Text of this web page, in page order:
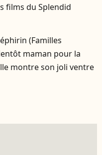
films du Splendid
(Familles
maman pour la
montre son joli ventre